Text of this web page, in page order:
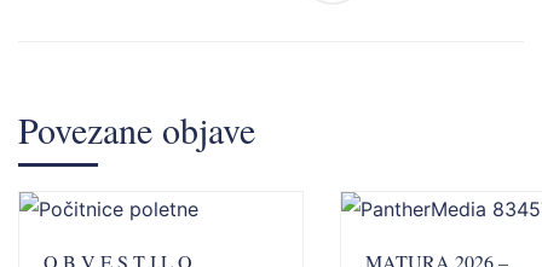
Povezane objave
O B V E S T I L O
MATURA 2026 –